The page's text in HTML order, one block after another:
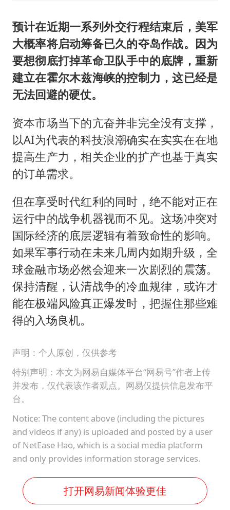
预计在近期一系列外交行程结束后，美军
大概率将启动筹备已久的夺岛作战。因为
要想彻底打掉革命卫队手中的底牌，重新
建立在霍尔木兹海峡的控制力，这已经是
无法回避的硬仗。
资本市场当下的亢奋并非完全没有支撑，
以AI为代表的科技浪潮确实在实实在在地
提高生产力，相关企业的扩产也基于真实
的订单需求。
但在享受时代红利的同时，绝不能对正在
运行中的战争机器视而不见。这场冲突对
国际经济的底层逻辑有着致命性的影响。
如果军事行动在未来几周内如期升级，全
球金融市场必然会迎来一次剧烈的震荡。
保持清醒，认清战争的冷血规律，或许才
能在极端风险真正爆发时，把握住那些难
得的入场良机。
声明：个人原创，仅供参考
特别声明：本文为网易自媒体平台“网易号”作者上传
并发布，仅代表该作者观点。网易仅提供信息发布平
台。
Notice: The content above (including the pictures
and videos if any) is uploaded and posted by a user
of NetEase Hao, which is a social media platform
and only provides information storage services.
打开网易新闻体验更佳